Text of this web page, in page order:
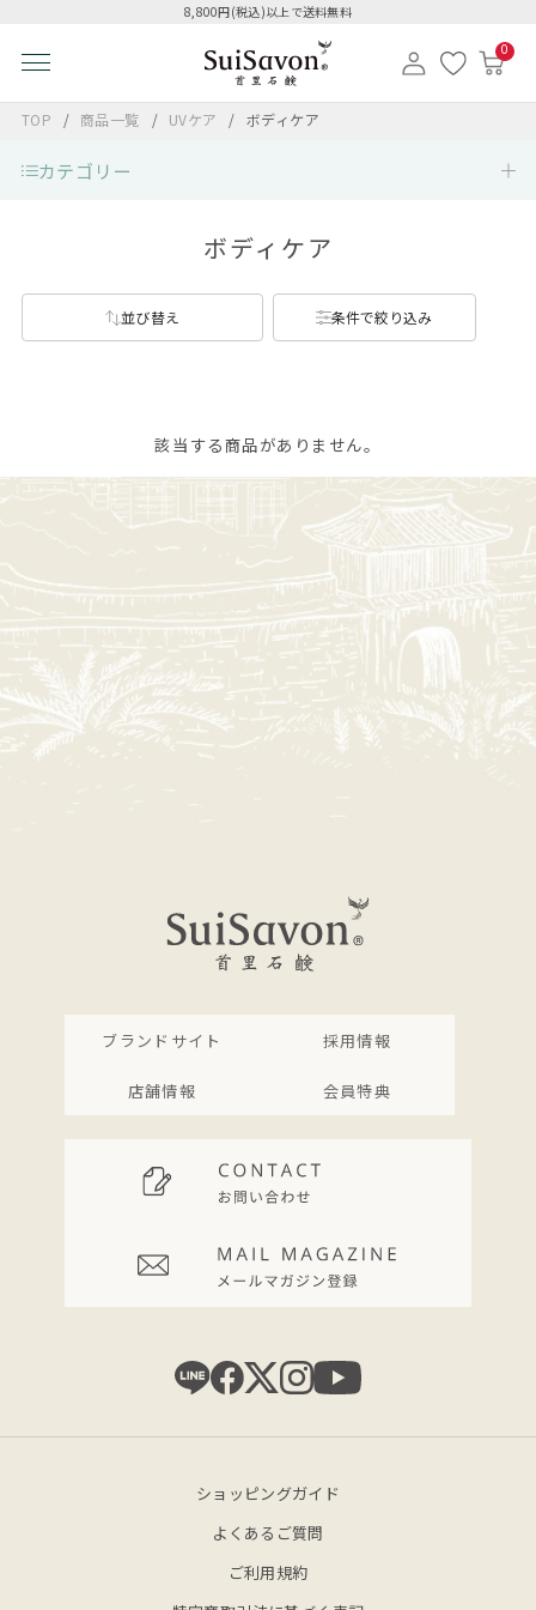
8,800円(税込)以上で送料無料
0
TOP 商品一覧 UVケア ボディケア
カテゴリー
ボディケア
並び替え 条件で絞り込み
該当する商品がありません。
ブランドサイト 採用情報
店舗情報 会員特典
ショッピングガイド
よくあるご質問
ご利用規約